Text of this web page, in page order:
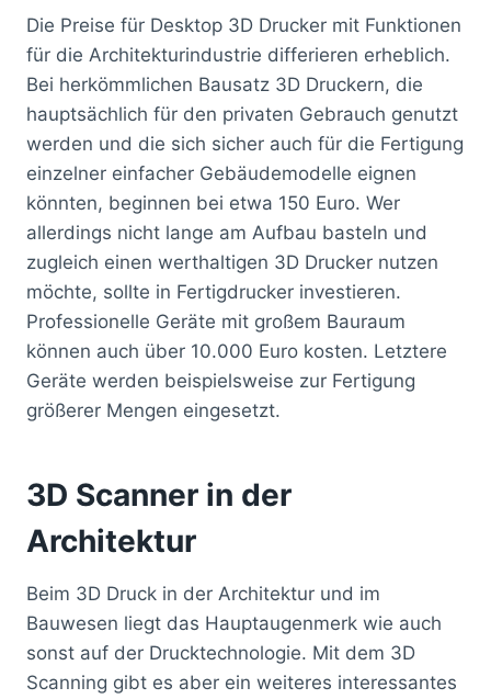
Die Preise für Desktop 3D Drucker mit Funktionen
für die Architekturindustrie differieren erheblich.
Bei herkömmlichen Bausatz 3D Druckern, die
hauptsächlich für den privaten Gebrauch genutzt
werden und die sich sicher auch für die Fertigung
einzelner einfacher Gebäudemodelle eignen
könnten, beginnen bei etwa 150 Euro. Wer
allerdings nicht lange am Aufbau basteln und
zugleich einen werthaltigen 3D Drucker nutzen
möchte, sollte in Fertigdrucker investieren.
Professionelle Geräte mit großem Bauraum
können auch über 10.000 Euro kosten. Letztere
Geräte werden beispielsweise zur Fertigung
größerer Mengen eingesetzt.
3D Scanner in der
Architektur
Beim 3D Druck in der Architektur und im
Bauwesen liegt das Hauptaugenmerk wie auch
sonst auf der Drucktechnologie. Mit dem 3D
Scanning gibt es aber ein weiteres interessantes